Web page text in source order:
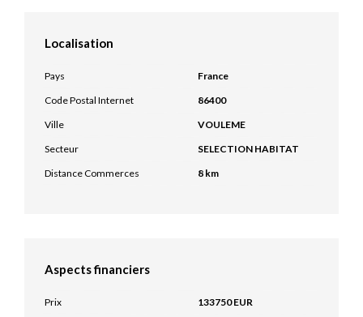
Localisation
Pays
France
Code Postal Internet
86400
Ville
VOULEME
Secteur
SELECTION HABITAT
Distance Commerces
8 km
Aspects financiers
Prix
133750 EUR